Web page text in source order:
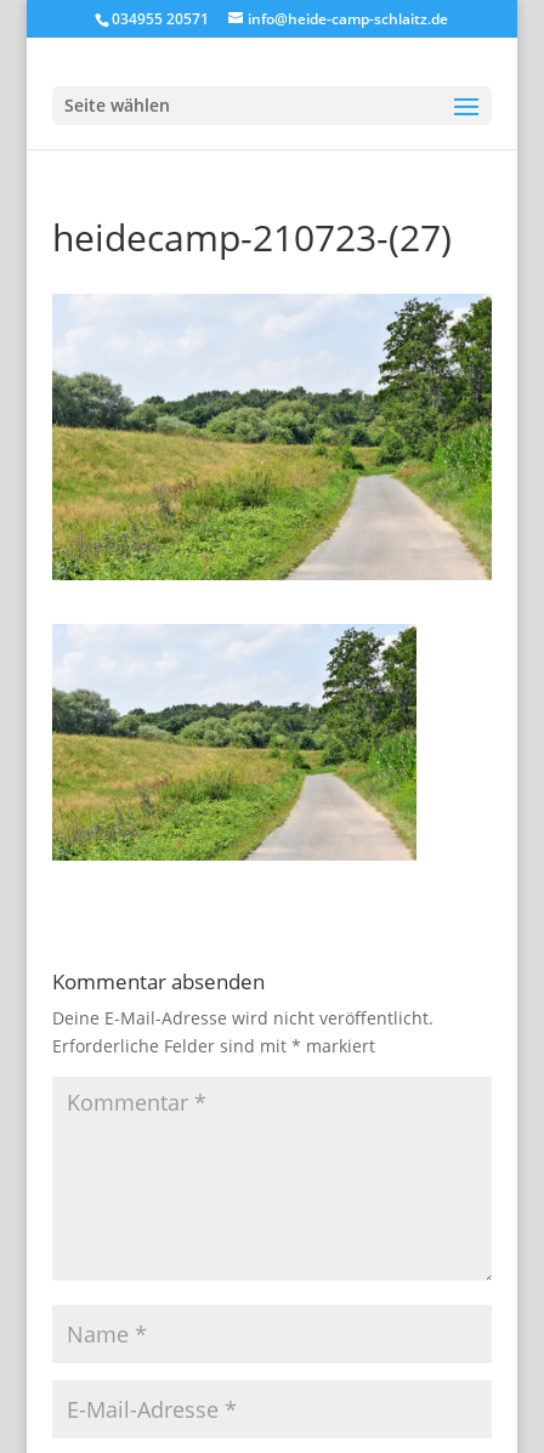
034955 20571 info@heide-camp-schlaitz.de
Seite wählen
heidecamp-210723-(27)
Kommentar absenden
Deine E-Mail-Adresse wird nicht veröffentlicht.
Erforderliche Felder sind mit * markiert